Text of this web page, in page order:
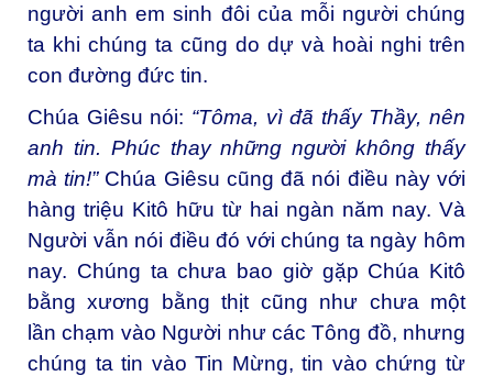
người anh em sinh đôi của mỗi người chúng
ta khi chúng ta cũng do dự và hoài nghi trên
con đường đức tin.
Chúa Giêsu nói: “Tôma, vì đã thấy Thầy, nên
anh tin. Phúc thay những người không thấy
mà tin!”Chúa Giêsu cũng đã nói điều này với
hàng triệu Kitô hữu từ hai ngàn năm nay. Và
Người vẫn nói điều đó với chúng ta ngày hôm
nay. Chúng ta chưa bao giờ gặp Chúa Kitô
bằng xương bằng thịt cũng như chưa một
lần chạm vào Người như các Tông đồ, nhưng
chúng ta tin vào Tin Mừng, tin vào chứng từ